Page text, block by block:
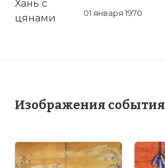
01 января 1970
Изображения события